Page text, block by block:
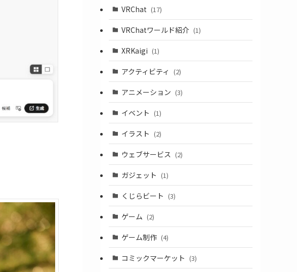
VRChat (17)
VRChatワールド紹介 (1)
XRKaigi (1)
アクティビティ (2)
アニメーション (3)
イベント (1)
イラスト (2)
ウェブサービス (2)
ガジェット (1)
くじらビート (3)
ゲーム (2)
ゲーム制作 (4)
コミックマーケット (3)